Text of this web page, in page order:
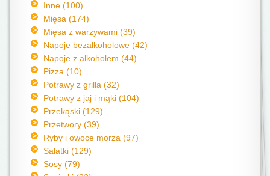
Inne (100)
Mięsa (174)
Mięsa z warzywami (39)
Napoje bezalkoholowe (42)
Napoje z alkoholem (44)
Pizza (10)
Potrawy z grilla (32)
Potrawy z jaj i mąki (104)
Przekąski (129)
Przetwory (39)
Ryby i owoce morza (97)
Sałatki (129)
Sosy (79)